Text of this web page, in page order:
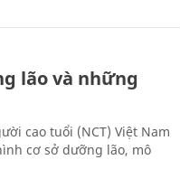
lão và những
cao tuổi (NCT) Việt Nam
cơ sở dưỡng lão, mô